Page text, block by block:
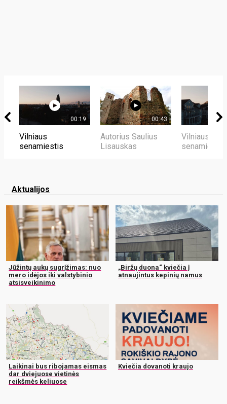
00:19
Vilniaus
senamiestis
00:43
Autorius Saulius
Lisauskas
Vilniaus
senamiestis
Aktualijos
Jūžintų aukų sugrįžimas: nuo
mero idėjos iki valstybinio
atsisveikinimo
„Biržų duona“ kviečia į
atnaujintus kepinių namus
Laikinai bus ribojamas eismas
dar dviejuose vietinės
reikšmės keliuose
Kviečia dovanoti kraujo